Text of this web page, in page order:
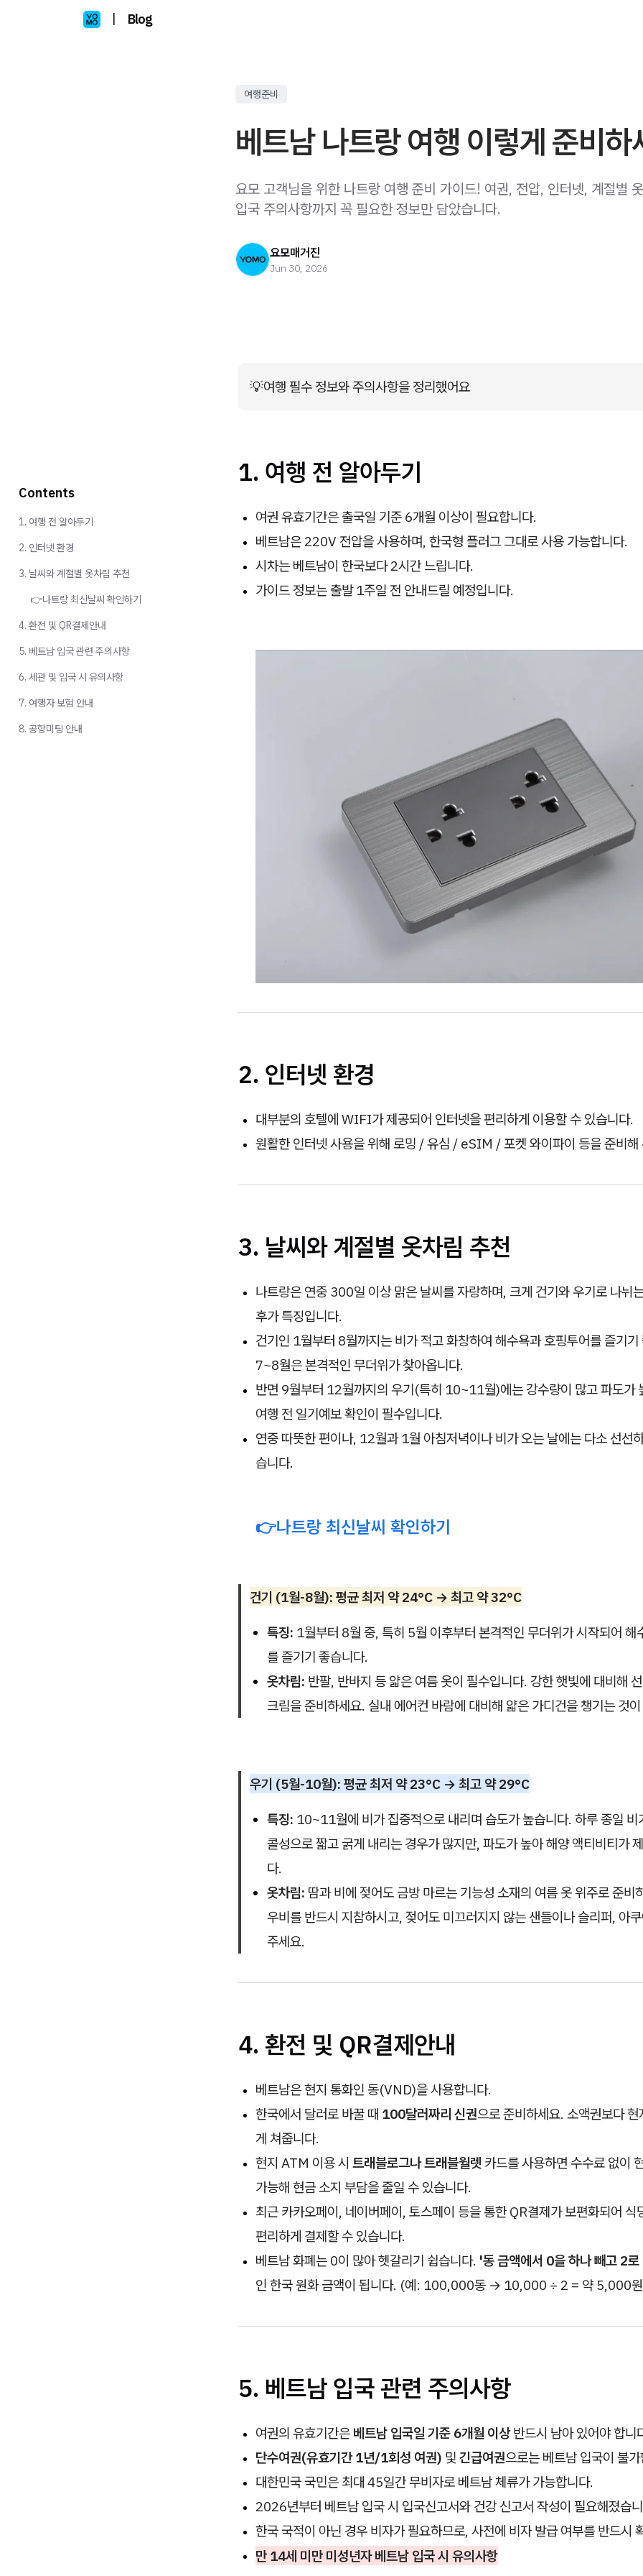
| Blog
여행준비
베트남 나트랑 여행 이렇게 준비하
요모 고객님을 위한 나트랑 여행 준비 가이드! 여권, 전압, 인터넷, 계절별
입국 주의사항까지 꼭 필요한 정보만 담았습니다.
요모매거진
Jun 30, 2026
💡여행 필수 정보와 주의사항을 정리했어요
1. 여행 전 알아두기
여권 유효기간은 출국일 기준 6개월 이상이 필요합니다.
베트남은 220V 전압을 사용하며, 한국형 플러그 그대로 사용 가능합니다.
시차는 베트남이 한국보다 2시간 느립니다.
가이드 정보는 출발 1주일 전 안내드릴 예정입니다.
2. 인터넷 환경
대부분의 호텔에 WIFI가 제공되어 인터넷을 편리하게 이용할 수 있습니다.
원활한 인터넷 사용을 위해 로밍 / 유심 / eSIM / 포켓 와이파이 등을 준비해
3. 날씨와 계절별 옷차림 추천
나트랑은 연중 300일 이상 맑은 날씨를 자랑하며, 크게 건기와 우기로 나뉘
후가 특징입니다.
건기인 1월부터 8월까지는 비가 적고 화창하여 해수욕과 호핑투어를 즐기
7~8월은 본격적인 무더위가 찾아옵니다.
반면 9월부터 12월까지의 우기(특히 10~11월)에는 강수량이 많고 파도가
여행 전 일기예보 확인이 필수입니다.
연중 따뜻한 편이나, 12월과 1월 아침저녁이나 비가 오는 날에는 다소 선선
습니다.
👉나트랑 최신날씨 확인하기
건기 (1월-8월): 평균 최저 약 24°C → 최고 약 32°C
특징: 1월부터 8월 중, 특히 5월 이후부터 본격적인 무더위가 시작되어 해
를 즐기기 좋습니다.
옷차림: 반팔, 반바지 등 얇은 여름 옷이 필수입니다. 강한 햇빛에 대비해
크림을 준비하세요. 실내 에어컨 바람에 대비해 얇은 가디건을 챙기는 것
우기 (5월-10월): 평균 최저 약 23°C → 최고 약 29°C
특징: 10~11월에 비가 집중적으로 내리며 습도가 높습니다. 하루 종일 비
콜성으로 짧고 굵게 내리는 경우가 많지만, 파도가 높아 해양 액티비티가
다.
옷차림: 땀과 비에 젖어도 금방 마르는 기능성 소재의 여름 옷 위주로 준비
우비를 반드시 지참하시고, 젖어도 미끄러지지 않는 샌들이나 슬리퍼, 아
주세요.
4. 환전 및 QR결제안내
베트남은 현지 통화인 동(VND)을 사용합니다.
한국에서 달러로 바꿀 때 100달러짜리 신권으로 준비하세요. 소액권보다
게 쳐줍니다.
현지 ATM 이용 시 트래블로그나 트래블월렛 카드를 사용하면 수수료 없이
가능해 현금 소지 부담을 줄일 수 있습니다.
최근 카카오페이, 네이버페이, 토스페이 등을 통한 QR결제가 보편화되어 식
편리하게 결제할 수 있습니다.
베트남 화폐는 0이 많아 헷갈리기 쉽습니다. '동 금액에서 0을 하나 빼고 2
인 한국 원화 금액이 됩니다. (예: 100,000동 → 10,000 ÷ 2 = 약 5,000
5. 베트남 입국 관련 주의사항
여권의 유효기간은 베트남 입국일 기준 6개월 이상반드시 남아 있어야 합니
단수여권(유효기간 1년/1회성 여권) 및 긴급여권으로는 베트남 입국이 불
대한민국 국민은 최대 45일간 무비자로 베트남 체류가 가능합니다.
2026년부터 베트남 입국 시 입국신고서와 건강 신고서 작성이 필요해졌습
한국 국적이 아닌 경우 비자가 필요하므로, 사전에 비자 발급 여부를 반드시
만 14세 미만 미성년자 베트남 입국 시 유의사항
Contents
1. 여행 전 알아두기
2. 인터넷 환경
3. 날씨와 계절별 옷차림 추천
👉나트랑 최신날씨 확인하기
4. 환전 및 QR결제안내
5. 베트남 입국 관련 주의사항
6. 세관 및 입국 시 유의사항
7. 여행자 보험 안내
8. 공항미팅 안내